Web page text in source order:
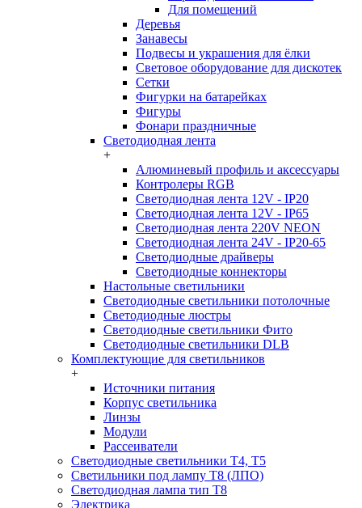
Для помещений
Деревья
Занавесы
Подвесы и украшения для ёлки
Световое оборудование для дискотек
Сетки
Фигурки на батарейках
Фигуры
Фонари праздничные
Светодиодная лента
+
Алюминевый профиль и аксессуары
Контролеры RGB
Светодиодная лента 12V - IP20
Светодиодная лента 12V - IP65
Светодиодная лента 220V NEON
Светодиодная лента 24V - IP20-65
Светодиодные драйверы
Светодиодные коннекторы
Настольные светильники
Светодиодные светильники потолочные
Светодиодные люстры
Светодиодные светильники Фито
Светодиодные светильники DLB
Комплектующие для светильников
+
Источники питания
Корпус светильника
Линзы
Модули
Рассеиватели
Светодиодные светильники T4, T5
Светильники под лампу Т8 (ЛПО)
Светодиодная лампа тип T8
Электрика